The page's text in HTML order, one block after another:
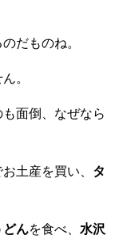
だものね。
。
面倒、なぜなら
土産を買い、 タ
どんを食べ、 水沢